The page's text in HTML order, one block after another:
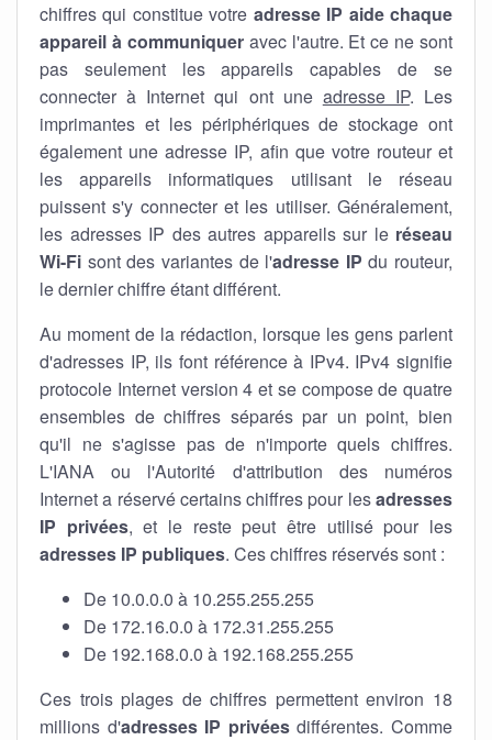
chiffres qui constitue votre adresse IP aide chaque
appareil à communiqueravec l'autre. Et ce ne sont
pas seulement les appareils capables de se
connecter à Internet qui ont une adresse IP. Les
imprimantes et les périphériques de stockage ont
également une adresse IP, afin que votre routeur et
les appareils informatiques utilisant le réseau
puissent s'y connecter et les utiliser. Généralement,
les adresses IP des autres appareils sur le réseau
Wi-Fi sont des variantes de l'adresse IP du routeur,
le dernier chiffre étant différent.
Au moment de la rédaction, lorsque les gens parlent
d'adresses IP, ils font référence à IPv4. IPv4 signifie
protocole Internet version 4 et se compose de quatre
ensembles de chiffres séparés par un point, bien
qu'il ne s'agisse pas de n'importe quels chiffres.
L'IANA ou l'Autorité d'attribution des numéros
Internet a réservé certains chiffres pour lesadresses
IP privées, et le reste peut être utilisé pour les
adresses IP publiques. Ces chiffres réservés sont :
De 10.0.0.0 à 10.255.255.255
De 172.16.0.0 à 172.31.255.255
De 192.168.0.0 à 192.168.255.255
Ces trois plages de chiffres permettent environ 18
millions d'adresses IP privéesdifférentes. Comme